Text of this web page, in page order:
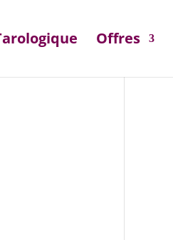
Offres